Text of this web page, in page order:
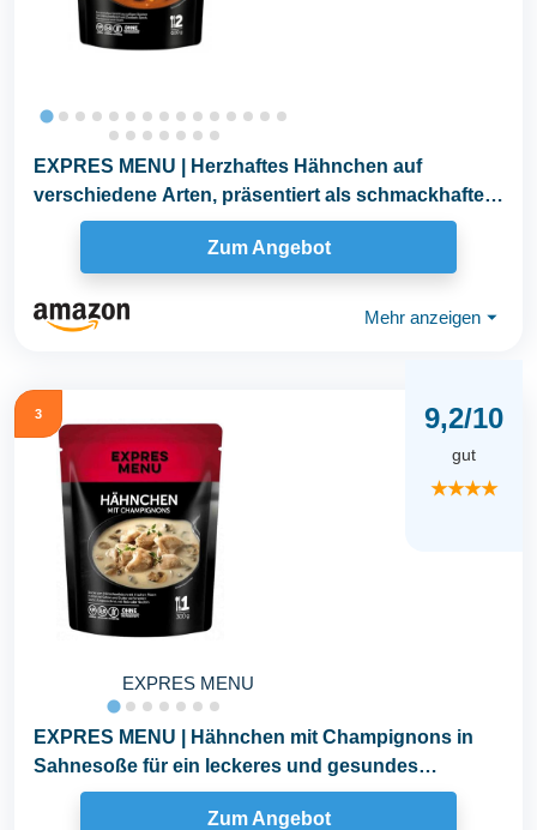
EXPRES MENU | Herzhaftes Hähnchen auf
verschiedene Arten, präsentiert als schmackhaftes
Hähnchen...
Zum Angebot
Mehr anzeigen ⏷
3
EXPRES MENU
9,2/10
gut
★★★★
EXPRES MENU | Hähnchen mit Champignons in
Sahnesoße für ein leckeres und gesundes
Esserlebnis...
Zum Angebot